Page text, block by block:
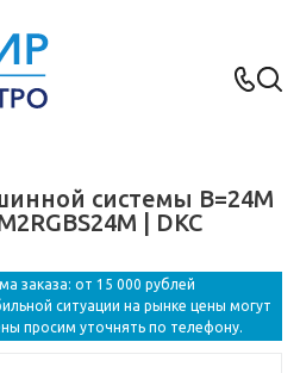
системы В=24M
| DKC
заказа: от 15 000 рублей
ситуации на рынке цены могут
просим уточнять по телефону.